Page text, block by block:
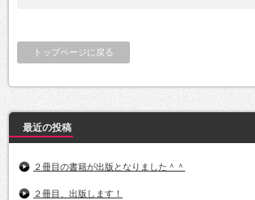
トップページに戻る
最近の投稿
２冊目の書籍が出版となりました＾＾
２冊目、出版します！